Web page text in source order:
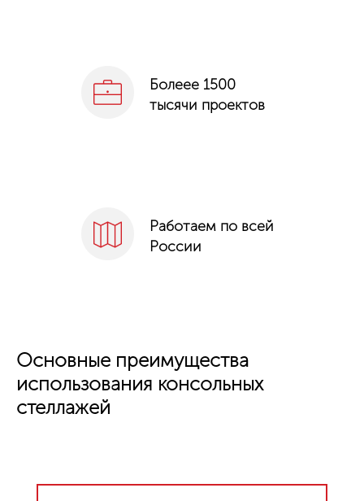
Болеее 1500
тысячи проектов
Работаем по всей
России
Основные преимущества
использования консольных
стеллажей